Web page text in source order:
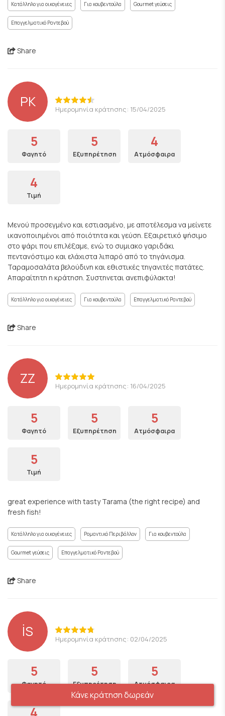
Κατάλληλο για οικογένειες Για κουβεντούλα Gourmet γεύσεις
Επαγγελματικό Ραντεβού
Share
PK Ημερομηνία κράτησης: 15/04/2025
5
Φαγητό
5
Εξυπηρέτηση
4
Ατμόσφαιρα
4
Τιμή
Μενού προσεγμένο και εστιασμένο, με αποτέλεσμα να μείνετε
ικανοποιημένοι από ποιότητα και γεύση. Εξαιρετικό ψήσιμο
στο ψάρι που επιλέξαμε, ενώ το συμιακο γαριδάκι
πεντανόστιμο και ελάχιστα λιπαρό από το τηγάνισμα.
Ταραμοσαλάτα βελούδινη και εθιστικές τηγανιτές πατάτες.
Απαραίτητη η κράτηση. Συστηνεται ανεπιφύλακτα!
Κατάλληλο για οικογένειες Για κουβεντούλα Επαγγελματικό Ραντεβού
Share
ZZ Ημερομηνία κράτησης: 16/04/2025
5
Φαγητό
5
Εξυπηρέτηση
5
Ατμόσφαιρα
5
Τιμή
great experience with tasty Tarama (the right recipe) and
fresh fish!
Κατάλληλο για οικογένειες Ρομαντικό Περιβάλλον Για κουβεντούλα
Gourmet γεύσεις Επαγγελματικό Ραντεβού
Share
İS Ημερομηνία κράτησης: 02/04/2025
5
Φαγητό
5
Εξυπηρέτηση
5
Ατμόσφαιρα
4
Κάνε κράτηση δωρεάν